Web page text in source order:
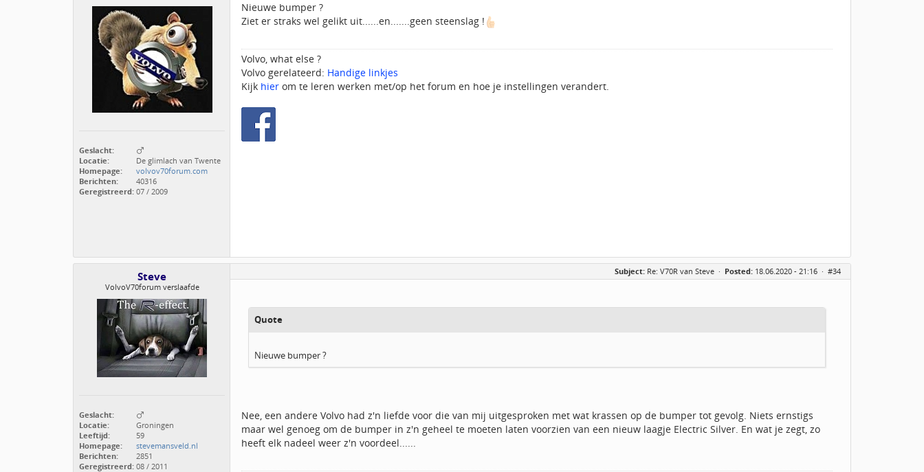
Geslacht:
Locatie:
De glimlach van Twente
Homepage:
volvov70forum.com
Berichten:
40316
Geregistreerd: 07 / 2009
Nieuwe bumper ?
Ziet er straks wel gelikt uit......en.......geen steenslag !
Volvo, what else ?
Volvo gerelateerd: Handige linkjes
Kijk hier om te leren werken met/op het forum en hoe je instellingen verandert.
Steve
VolvoV70forum verslaafde
Geslacht:
Locatie:
Groningen
Leeftijd:
59
Homepage:
stevemansveld.nl
Berichten:
2851
Geregistreerd: 08 / 2011
Subject: Re: V70R van Steve · Posted: 18.06.2020 - 21:16 · #34
Quote
Nieuwe bumper ?
Nee, een andere Volvo had z'n liefde voor die van mij uitgesproken met wat krassen op de bumper tot gevolg. Niets ernstigs
maar wel genoeg om de bumper in z'n geheel te moeten laten voorzien van een nieuw laagje Electric Silver. En wat je zegt, zo
heeft elk nadeel weer z'n voordeel......